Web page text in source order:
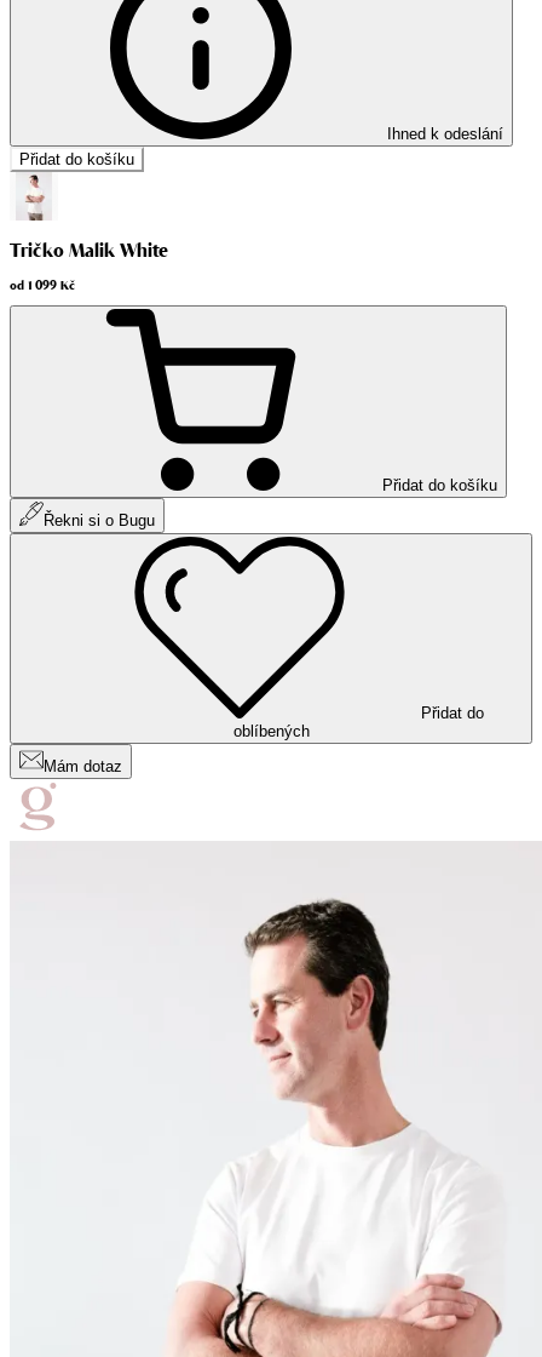
Ihned k odeslání
Přidat do košíku
Tričko Malik White
od 1 099 Kč
Přidat do košíku
Řekni si o Bugu
Přidat do
oblíbených
Mám dotaz